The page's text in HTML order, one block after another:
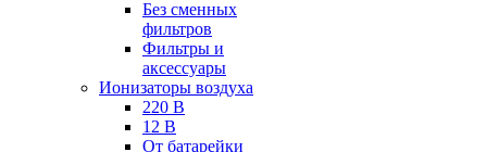
Без сменных
фильтров
Фильтры и
аксессуары
Ионизаторы воздуха
220 В
12 В
От батарейки